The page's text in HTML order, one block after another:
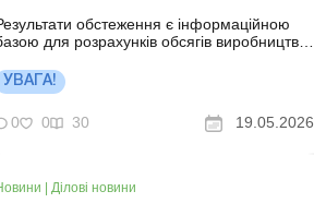
обстеження є інформаційною
для розрахунків обсягів виробництва
середніх цін на неї, а також
економічних рахунків сільського
господарства. Більше за темою: Фінансова
статистична звітність: пауза-
УВАГА!
0 0 30 19.05.2026
Ділові новини